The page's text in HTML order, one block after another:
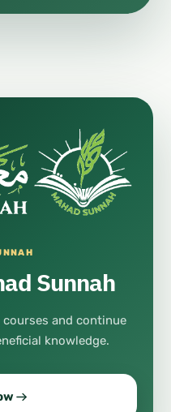
Sunnah
and continue
knowledge.